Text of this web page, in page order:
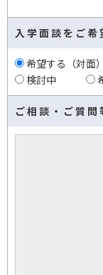
入学面談をご希
希望する（対面）
検討中
ご相談・ご質問